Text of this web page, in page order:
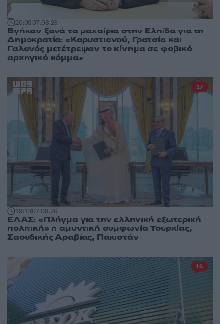
20:0907.08.26
Βγήκαν ξανά τα μαχαίρια στην Ελπίδα για τη
Δημοκρατία: «Καρυστιανού, Γρατσία και
Γαλανός μετέτρεψαν το κίνημα σε φοβικό
αρχηγικό κόμμα»
19:1007.08.26
ΕΛΑΣ: «Πλήγμα για την ελληνική εξωτερική
πολιτική» η αμυντική συμφωνία Τουρκίας,
Σαουδικής Αραβίας, Πακιστάν
17
16